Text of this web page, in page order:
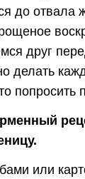
до отвала
друг
делать
попросить
или